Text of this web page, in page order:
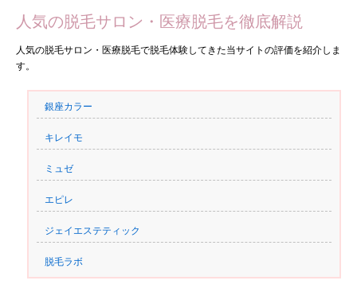
人気の脱毛サロン・医療脱毛を徹底解説
人気の脱毛サロン・医療脱毛で脱毛体験してきた当サイトの評価を紹介しま
す。
銀座カラー
キレイモ
ミュゼ
エピレ
ジェイエステティック
脱毛ラボ